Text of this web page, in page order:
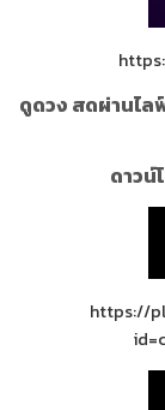
ดูดวง สดผ่านไ
ดาวน์
https://